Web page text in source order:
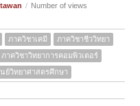
/ Number of views
ภาควิชาเคมี
ภาควิชาชีววิทยา
ภาควิชาวิทยาการคอมพิวเตอร์
ย์วิทยาศาสตรศึกษา